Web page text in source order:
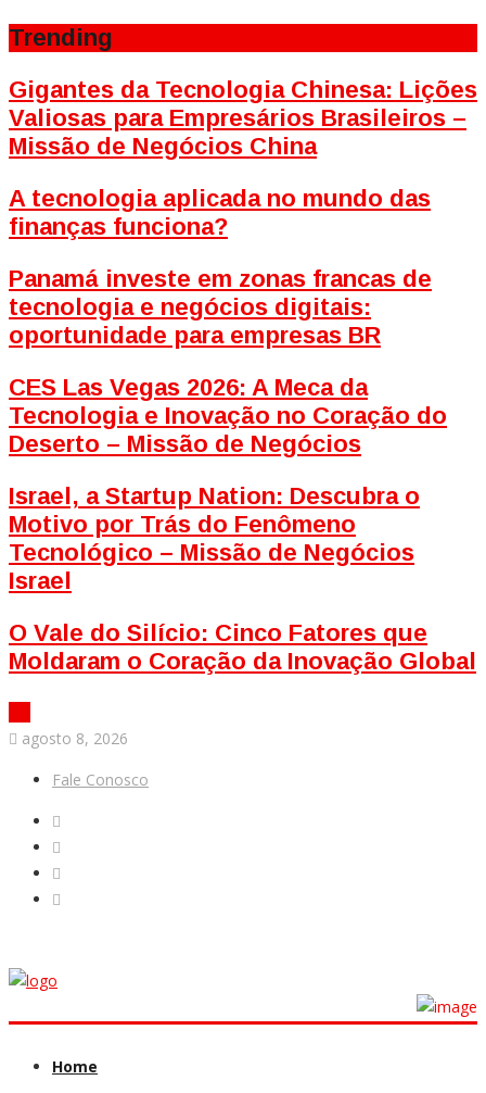
Trending
Gigantes da Tecnologia Chinesa: Lições
Valiosas para Empresários Brasileiros –
Missão de Negócios China
A tecnologia aplicada no mundo das
finanças funciona?
Panamá investe em zonas francas de
tecnologia e negócios digitais:
oportunidade para empresas BR
CES Las Vegas 2026: A Meca da
Tecnologia e Inovação no Coração do
Deserto – Missão de Negócios
Israel, a Startup Nation: Descubra o
Motivo por Trás do Fenômeno
Tecnológico – Missão de Negócios
Israel
O Vale do Silício: Cinco Fatores que
Moldaram o Coração da Inovação Global
agosto 8, 2026
Fale Conosco
Home